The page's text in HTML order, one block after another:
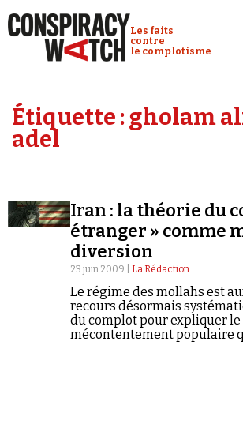
Conspiracy Watch :
Les faits
contre
le complotisme
Analyses
Émissions
Revues de presse
Newsletter
Étiquette :gholam
adel
Iran : la théorie du
étranger » comme
diversion
23 juin 2009 | La Rédaction
Le régime des mollahs est
recours désormais
du complot pour expliquer le
mécontentement populaire